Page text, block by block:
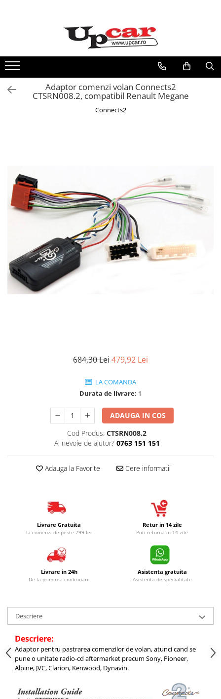
Aplice si Pendule
Electrocasnice Mici
Audio & Video
Adaptor comenzi volan Connects2
CTSRN008.2, compatibil Renault Megane
Connects2
684,30 Lei479,92 Lei
LA COMANDA
Durata de livrare: 1
ADAUGA IN COS
Cod Produs: CTSRN008.2
Ai nevoie de ajutor? 0763 151 151
Adauga la Favorite Cere informatii
Livrare Gratuita
la comenzi de peste 299 lei
Retur in 14 zile
Poti returna in 14 zile
Livrare in 24h
De la primirea confirmarii
Asistenta gratuita
Asistenta de specialitate
Descriere
Descriere:
Adaptor pentru pastrarea comenzilor de volan, atunci cand se
pune o unitate radio-cd aftermarket precum Sony, Pioneer,
Alpine, JVC, Clarion, Kenwood, Dynavin.